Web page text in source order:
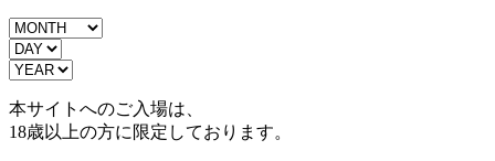
本サイトへのご入場は、
18歳以上の方に限定しております。